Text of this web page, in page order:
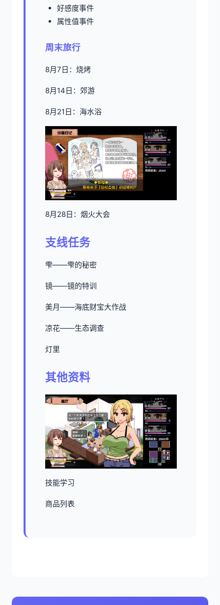
好感度事件
属性值事件
周末旅行
8月7日：烧烤
8月14日：郊游
8月21日：海水浴
8月28日：烟火大会
支线任务
雫——雫的秘密
镜——镜的特训
美月——海底财宝大作战
凉花——生态调查
灯里
其他资料
技能学习
商品列表